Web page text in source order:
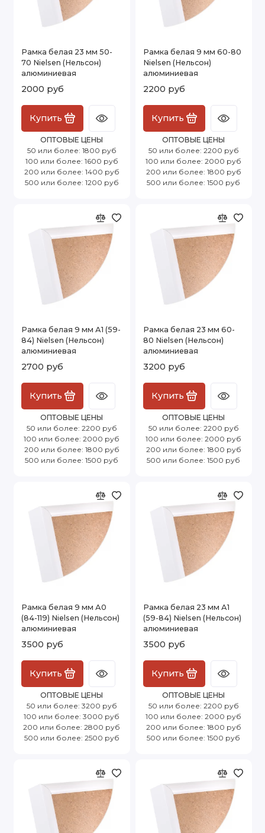
Рамка белая 23 мм 50-
70 Nielsen (Нельсон)
алюминиевая
2000 руб
Купить
ОПТОВЫЕ ЦЕНЫ
50 или более: 1800 руб
100 или более: 1600 руб
200 или более: 1400 руб
500 или более: 1200 руб
Рамка белая 9 мм 60-80
Nielsen (Нельсон)
алюминиевая
2200 руб
Купить
ОПТОВЫЕ ЦЕНЫ
50 или более: 2200 руб
100 или более: 2000 руб
200 или более: 1800 руб
500 или более: 1500 руб
Рамка белая 9 мм А1 (59-
84) Nielsen (Нельсон)
алюминиевая
2700 руб
Купить
ОПТОВЫЕ ЦЕНЫ
50 или более: 2200 руб
100 или более: 2000 руб
200 или более: 1800 руб
500 или более: 1500 руб
Рамка белая 23 мм 60-
80 Nielsen (Нельсон)
алюминиевая
3200 руб
Купить
ОПТОВЫЕ ЦЕНЫ
50 или более: 2200 руб
100 или более: 2000 руб
200 или более: 1800 руб
500 или более: 1500 руб
Рамка белая 9 мм А0
(84-119) Nielsen (Нельсон)
алюминиевая
3500 руб
Купить
ОПТОВЫЕ ЦЕНЫ
50 или более: 3200 руб
100 или более: 3000 руб
200 или более: 2800 руб
500 или более: 2500 руб
Рамка белая 23 мм А1
(59-84) Nielsen (Нельсон)
алюминиевая
3500 руб
Купить
ОПТОВЫЕ ЦЕНЫ
50 или более: 2200 руб
100 или более: 2000 руб
200 или более: 1800 руб
500 или более: 1500 руб